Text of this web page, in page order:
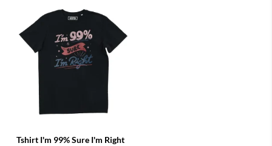
Tshirt I'm 99% Sure I'm Right